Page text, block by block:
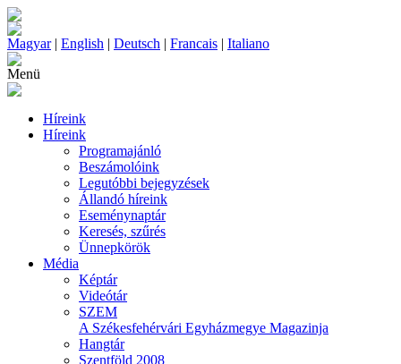
Magyar| English | Deutsch | Francais | Italiano
Menü
Híreink
Híreink
Programajánló
Beszámolóink
Legutóbbi bejegyzések
Állandó híreink
Eseménynaptár
Keresés, szűrés
Ünnepkörök
Média
Képtár
Videótár
SZEM
A Székesfehérvári Egyházmegye Magazinja
Hangtár
Szentföld 2008